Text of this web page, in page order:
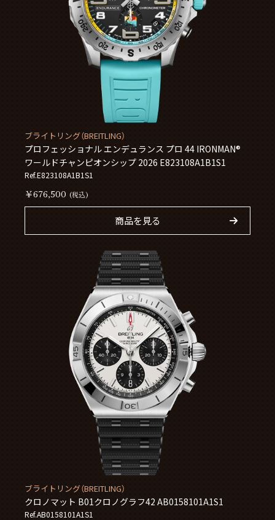
ブライトリング（BREITLING）
プロフェッショナル エンデュランス プロ 44 IRONMAN®
ワールドチャンピオンシップ 2026 E823108A1B1S1
Ref.E823108A1B1S1
￥676,500 (税込)
商品を見る
ブライトリング（BREITLING）
クロノマット B01クロノグラフ42 AB0158101A1S1
Ref.AB0158101A1S1